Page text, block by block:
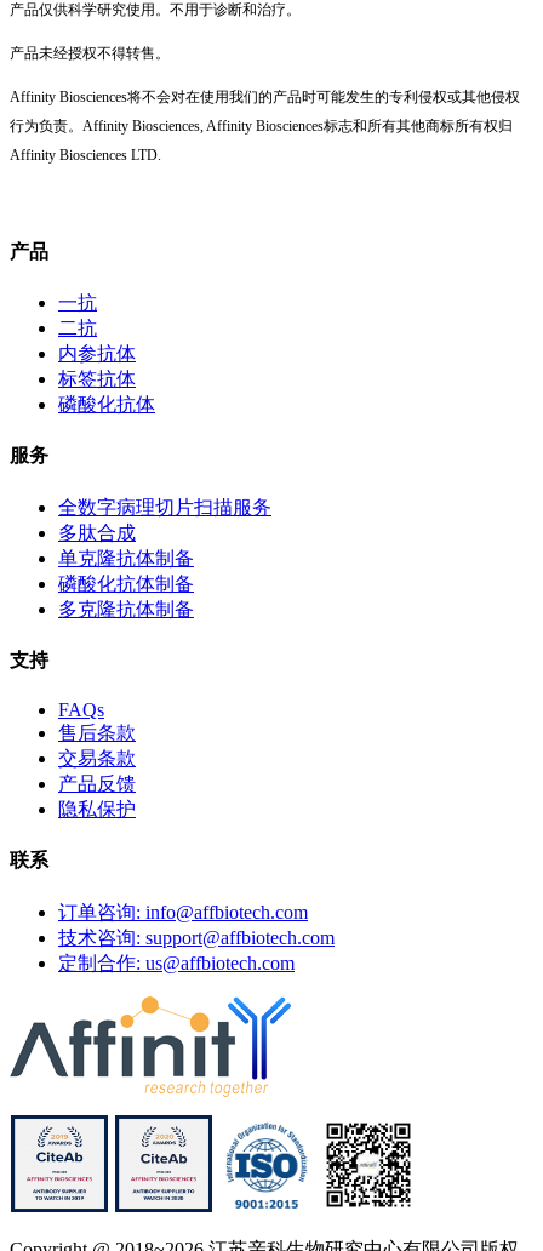
产品仅供科学研究使用。不用于诊断和治疗。
产品未经授权不得转售。
Affinity Biosciences将不会对在使用我们的产品时可能发生的专利侵权或其他侵权
行为负责。Affinity Biosciences, Affinity Biosciences标志和所有其他商标所有权归
Affinity Biosciences LTD.
产品
一抗
二抗
内参抗体
标签抗体
磷酸化抗体
服务
全数字病理切片扫描服务
多肽合成
单克隆抗体制备
磷酸化抗体制备
多克隆抗体制备
支持
FAQs
售后条款
交易条款
产品反馈
隐私保护
联系
订单咨询: info@affbiotech.com
技术咨询: support@affbiotech.com
定制合作: us@affbiotech.com